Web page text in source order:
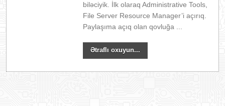
biləciyik. İlk olaraq Administrative Tools,
File Server Resource Manager’i açırıq.
Paylaşıma açıq olan qovluğa ...
Ətraflı oxuyun...